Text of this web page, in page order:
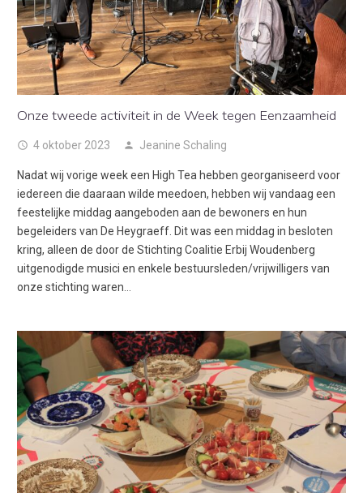
Onze tweede activiteit in de Week tegen Eenzaamheid
access_time 4 oktober 2023 person Jeanine Schaling
Nadat wij vorige week een High Tea hebben georganiseerd voor
iedereen die daaraan wilde meedoen, hebben wij vandaag een
feestelijke middag aangeboden aan de bewoners en hun
begeleiders van De Heygraeff. Dit was een middag in besloten
kring, alleen de door de Stichting Coalitie Erbij Woudenberg
uitgenodigde musici en enkele bestuursleden/vrijwilligers van
onze stichting waren…